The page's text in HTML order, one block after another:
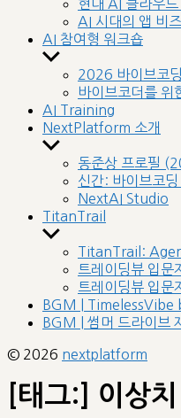
현대 AI 클라우드
AI 시대의 앱 비
AI 참여형 워크숍
Show
sub
menu
2026 바이브코
바이브코더를 위
AI Training
NextPlatform 소개
Show
sub
menu
동준상 프로필
신간: 바이브코딩
NextAI Studio
TitanTrail
Show
sub
menu
TitanTrail:
트레이딩뷰 입문
트레이딩뷰 입문
BGM | TimelessVibe
BGM | 썸머 드라이브
© 2026 nextplatform
[태그:] 이상